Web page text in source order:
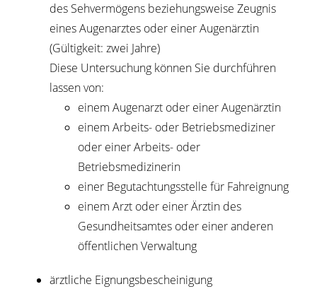
des Sehvermögens beziehungsweise Zeugnis
eines Augenarztes oder einer Augenärztin
(Gültigkeit: zwei Jahre)
Diese Untersuchung können Sie durchführen
lassen von:
einem Augenarzt oder einer Augenärztin
einem Arbeits- oder Betriebsmediziner
oder einer Arbeits- oder
Betriebsmedizinerin
einer Begutachtungsstelle für Fahreignung
einem Arzt oder einer Ärztin des
Gesundheitsamtes oder einer anderen
öffentlichen Verwaltung
ärztliche Eignungsbescheinigung